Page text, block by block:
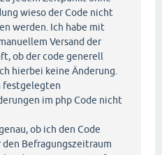
wieso der Code nicht
werden. Ich habe mit
Versand der
ob der code generell
hierbei keine Änderung.
festgelegten
im php Code nicht
ob ich den Code
Befragungszeitraum